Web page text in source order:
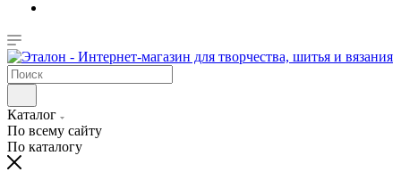
Каталог
По всему сайту
По каталогу